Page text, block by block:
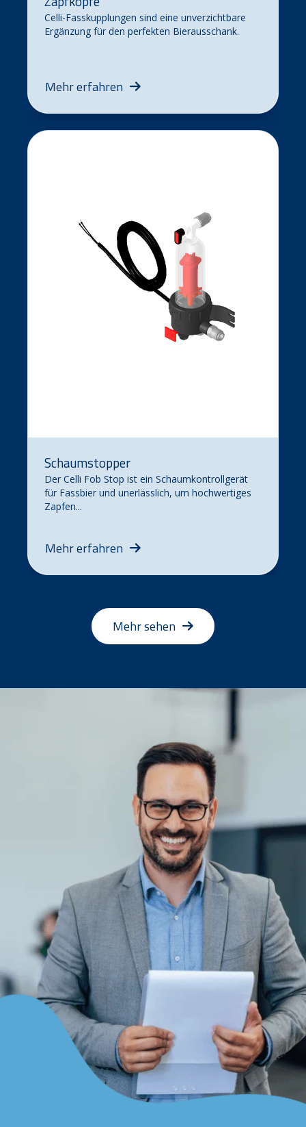
Celli-Fasskupplungen sind eine unverzichtbare
Ergänzung für den perfekten Bierausschank.
Mehr erfahren
Schaumstopper
Der Celli Fob Stop ist ein Schaumkontrollgerät
für Fassbier und unerlässlich, um hochwertiges
Zapfen...
Mehr erfahren
Mehr sehen